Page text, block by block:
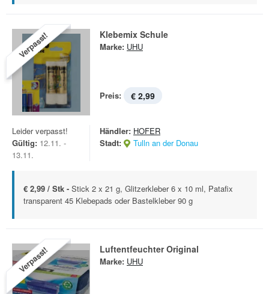
Verpasst! Klebemix Schule
Marke: UHU
Preis: € 2,99
Leider verpasst!
Gültig: 12.11. -
13.11.
Händler: HOFER
Stadt:
Tulln an der Donau
€ 2,99 / Stk - Stick 2 x 21 g, Glitzerkleber 6 x 10 ml, Patafix
transparent 45 Klebepads oder Bastelkleber 90 g
Verpasst! Luftentfeuchter Original
Marke: UHU